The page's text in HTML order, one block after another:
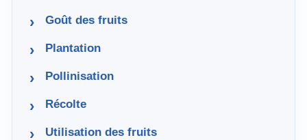
Goût des fruits
Plantation
Pollinisation
Récolte
Utilisation des fruits